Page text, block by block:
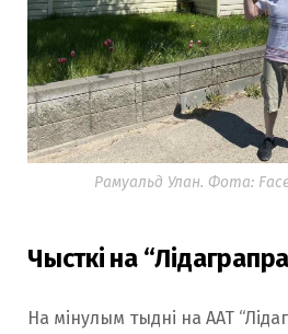
Рамуальд Улан. Фота:
Чысткі на
На мінулым тыдні на ААТ